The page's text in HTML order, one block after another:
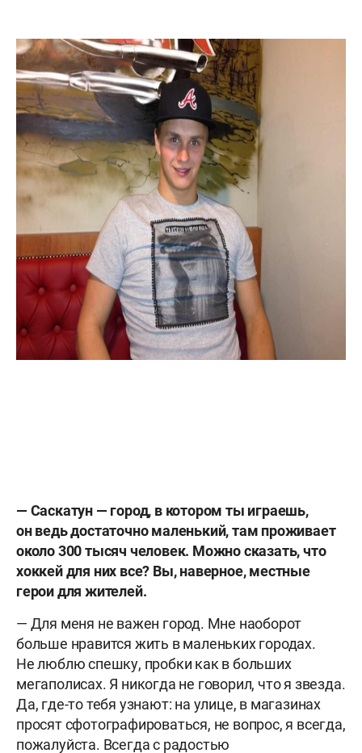
— Саскатун — город, в котором ты играешь,
он ведь достаточно маленький, там проживает
около 300 тысяч человек. Можно сказать, что
хоккей для них все? Вы, наверное, местные
герои для жителей.
— Для меня не важен город. Мне наоборот
больше нравится жить в маленьких городах.
Не люблю спешку, пробки как в больших
мегаполисах. Я никогда не говорил, что я звезда.
Да, где-то тебя узнают: на улице, в магазинах
просят сфотографироваться, не вопрос, я всегда,
пожалуйста. Всегда с радостью